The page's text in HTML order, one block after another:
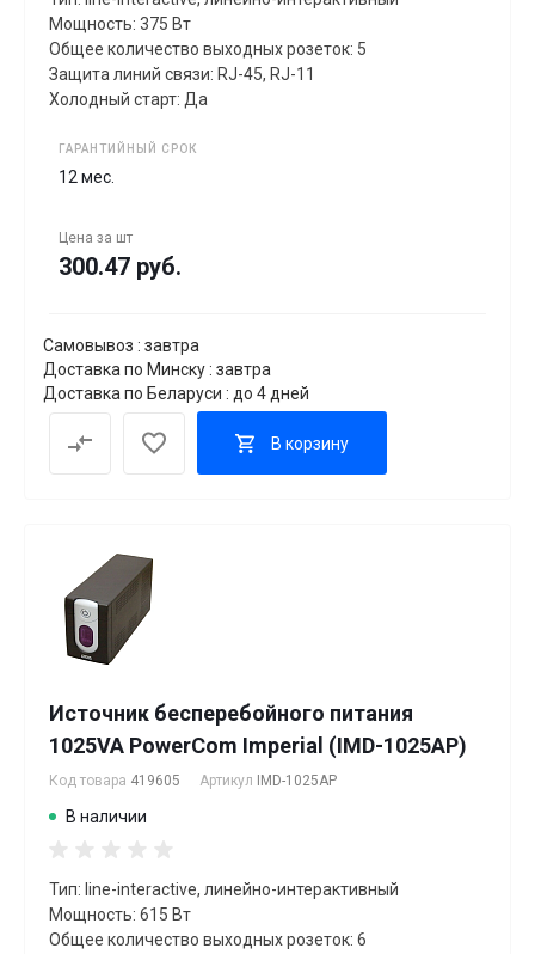
Мощность: 375 Вт
Общее количество выходных розеток: 5
Защита линий связи: RJ-45, RJ-11
Холодный старт: Да
ГАРАНТИЙНЫЙ СРОК
12 мес.
Цена за шт
300.47 руб.
Самовывоз : завтра
Доставка по Минску : завтра
Доставка по Беларуси : до 4 дней
В корзину
Источник бесперебойного питания
1025VA PowerCom Imperial (IMD-1025AP)
Код товара 419605 Артикул IMD-1025AP
В наличии
Тип: line-interactive, линейно-интерактивный
Мощность: 615 Вт
Общее количество выходных розеток: 6